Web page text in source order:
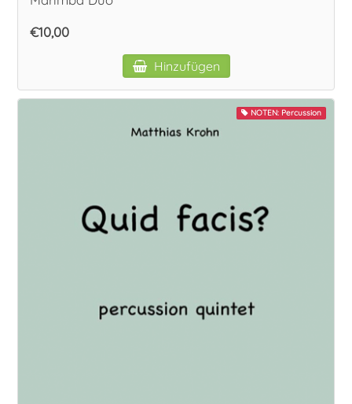
€10,00
Hinzufügen
NOTEN: Percussion